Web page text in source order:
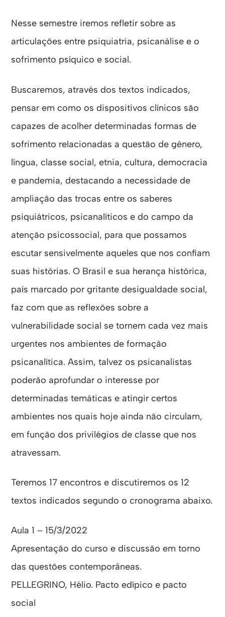
Nesse semestre iremos refletir sobre as
articulações entre psiquiatria, psicanálise e o
sofrimento psíquico e social.
Buscaremos, através dos textos indicados,
pensar em como os dispositivos clínicos são
capazes de acolher determinadas formas de
sofrimento relacionadas a questão de gênero,
língua, classe social, etnia, cultura, democracia
e pandemia, destacando a necessidade de
ampliação das trocas entre os saberes
psiquiátricos, psicanalíticos e do campo da
atenção psicossocial, para que possamos
escutar sensivelmente aqueles que nos confiam
suas histórias. O Brasil e sua herança histórica,
país marcado por gritante desigualdade social,
faz com que as reflexões sobre a
vulnerabilidade social se tornem cada vez mais
urgentes nos ambientes de formação
psicanalítica. Assim, talvez os psicanalistas
poderão aprofundar o interesse por
determinadas temáticas e atingir certos
ambientes nos quais hoje ainda não circulam,
em função dos privilégios de classe que nos
atravessam.
Teremos 17 encontros e discutiremos os 12
textos indicados segundo o cronograma abaixo.
Aula 1 – 15/3/2022
Apresentação do curso e discussão em torno
das questões contemporâneas.
PELLEGRINO, Hélio. Pacto edípico e pacto
social